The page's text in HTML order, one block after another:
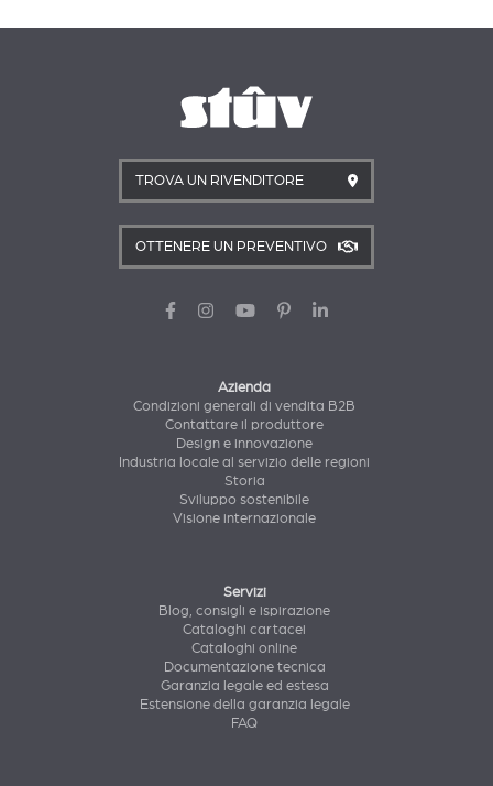
TROVA UN RIVENDITORE
OTTENERE UN PREVENTIVO
Azienda
Condizioni generali di vendita B2B
Contattare il produttore
Design e innovazione
Industria locale al servizio delle regioni
Storia
Sviluppo sostenibile
Visione internazionale
Servizi
Blog, consigli e ispirazione
Cataloghi cartacei
Cataloghi online
Documentazione tecnica
Garanzia legale ed estesa
Estensione della garanzia legale
FAQ